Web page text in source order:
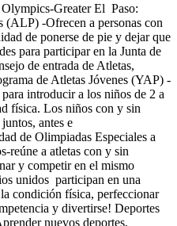
Greater El Paso:
(ALP) -Ofrecen a personas con
de ponerse de pie y dejar que
para participar en la Junta de
de entrada de Atletas,
de Atletas Jóvenes (YAP) -
introducir a los niños de 2 a
física. Los niños con y sin
antes e
de Olimpiadas Especiales a
reúne a atletas con y sin
y competir en el mismo
unidos participan en una
condición física, perfeccionar
y divertirse! Deportes
nuevos deportes,